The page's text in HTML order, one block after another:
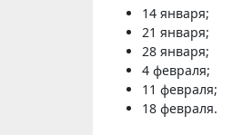
14 января;
21 января;
28 января;
4 февраля;
11 февраля;
18 февраля.